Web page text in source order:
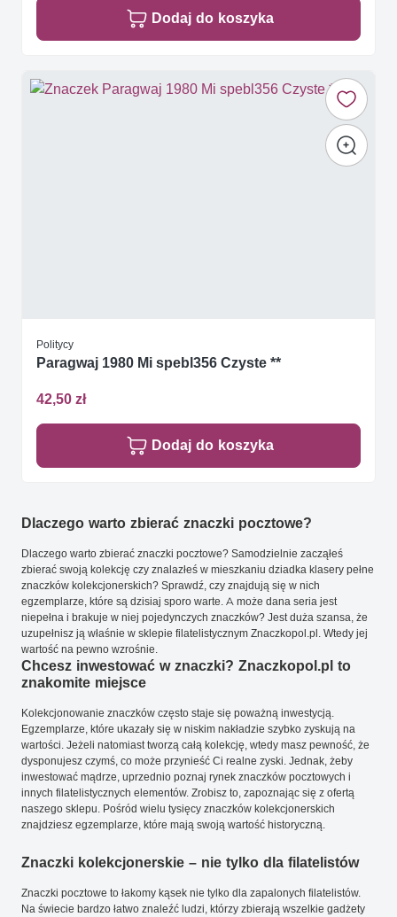
Dodaj do koszyka
Politycy
Paragwaj 1980 Mi spebl356 Czyste **
42,50 zł
Dodaj do koszyka
Dlaczego warto zbierać znaczki pocztowe?
Dlaczego warto zbierać znaczki pocztowe? Samodzielnie zacząłeś
zbierać swoją kolekcję czy znalazłeś w mieszkaniu dziadka klasery pełne
znaczków kolekcjonerskich? Sprawdź, czy znajdują się w nich
egzemplarze, które są dzisiaj sporo warte. A może dana seria jest
niepełna i brakuje w niej pojedynczych znaczków? Jest duża szansa, że
uzupełnisz ją właśnie w sklepie filatelistycznym Znaczkopol.pl. Wtedy jej
wartość na pewno wzrośnie.
Chcesz inwestować w znaczki? Znaczkopol.pl to
znakomite miejsce
Kolekcjonowanie znaczków często staje się poważną inwestycją.
Egzemplarze, które ukazały się w niskim nakładzie szybko zyskują na
wartości. Jeżeli natomiast tworzą całą kolekcję, wtedy masz pewność, że
dysponujesz czymś, co może przynieść Ci realne zyski. Jednak, żeby
inwestować mądrze, uprzednio poznaj rynek znaczków pocztowych i
innych filatelistycznych elementów. Zrobisz to, zapoznając się z ofertą
naszego sklepu. Pośród wielu tysięcy znaczków kolekcjonerskich
znajdziesz egzemplarze, które mają swoją wartość historyczną.
Znaczki kolekcjonerskie – nie tylko dla filatelistów
Znaczki pocztowe to łakomy kąsek nie tylko dla zapalonych filatelistów.
Na świecie bardzo łatwo znaleźć ludzi, którzy zbierają wszelkie gadżety